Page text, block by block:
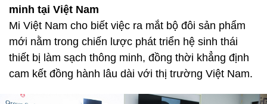
minh tại Việt Nam
Mi Việt Nam cho biết việc ra mắt bộ đôi sản phẩm
mới nằm trong chiến lược phát triển hệ sinh thái
thiết bị làm sạch thông minh, đồng thời khẳng định
cam kết đồng hành lâu dài với thị trường Việt Nam.